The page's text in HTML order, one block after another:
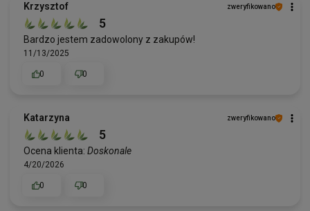
Krzysztof zweryfikowano
5
Bardzo jestem zadowolony z zakupów!
11/13/2025
0 0
Katarzyna zweryfikowano
5
Ocena klienta: Doskonale
4/20/2026
0 0